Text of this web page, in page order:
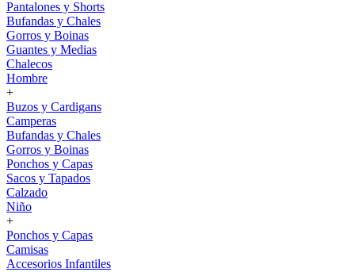
Pantalones y Shorts
Bufandas y Chales
Gorros y Boinas
Guantes y Medias
Chalecos
Hombre
+
Buzos y Cardigans
Camperas
Bufandas y Chales
Gorros y Boinas
Ponchos y Capas
Sacos y Tapados
Calzado
Niño
+
Ponchos y Capas
Camisas
Accesorios Infantiles